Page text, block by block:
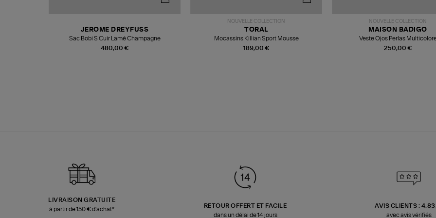
480,00 €
JEROME DREYFUSS
Sac Bobi S Cuir Lamé Champagne
NOUVELLE COLLECTION
189,00 €
TORAL
Mocassins Killian Sport Mousse
NOUVELLE COLLECTION
250,00 €
MAISON BADIGO
Veste Ojos Perlas
LIVRAISON GRATUITE
à partir de 150 € d'achat*
RETOUR OFFERT ET FACILE
dans un délai de 14 jours
AVIS CLIENTS :
avec avis vérifiés